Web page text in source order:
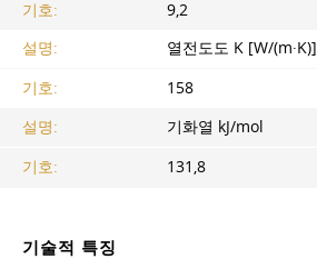
기호:
9,2
설명:
열전도도 K [W/(m·K)]
기호:
158
설명:
기화열 kJ/mol
기호:
131,8
기술적 특징